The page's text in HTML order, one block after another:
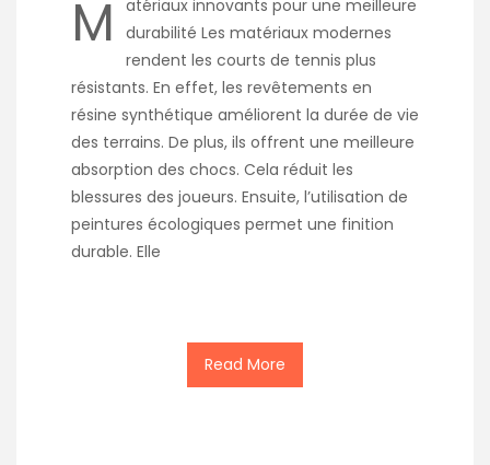
M
atériaux innovants pour une meilleure
durabilité Les matériaux modernes
rendent les courts de tennis plus
résistants. En effet, les revêtements en
résine synthétique améliorent la durée de vie
des terrains. De plus, ils offrent une meilleure
absorption des chocs. Cela réduit les
blessures des joueurs. Ensuite, l’utilisation de
peintures écologiques permet une finition
durable. Elle
Read More